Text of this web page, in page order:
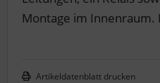
Montage im Innenraum.
Artikeldatenblatt drucken